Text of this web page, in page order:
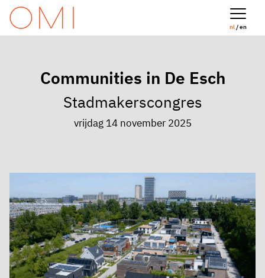
nl/ en
Communities in De Esch
Stadmakerscongres
vrijdag 14 november 2025